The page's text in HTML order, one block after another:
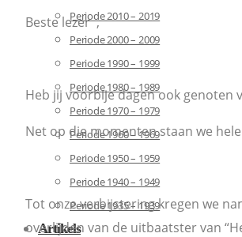
Periode 2010 – 2019
Periode 2000 – 2009
Periode 1990 – 1999
Periode 1980 – 1989
Periode 1970 – 1979
Periode 1960 – 1969
Periode 1950 – 1959
Periode 1940 – 1949
Periode 1935 – 1939
Artikels
Beste lezer ,
Heb jij voorbije dagen ook genoten
Net op die momenten staan we
Tot onze verbijstering kregen we
overlijden van de uitbaatster van